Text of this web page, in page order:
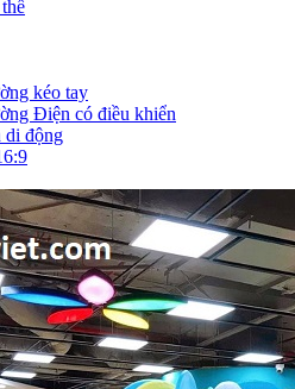
kéo tay
Điện có điều khiển
di động